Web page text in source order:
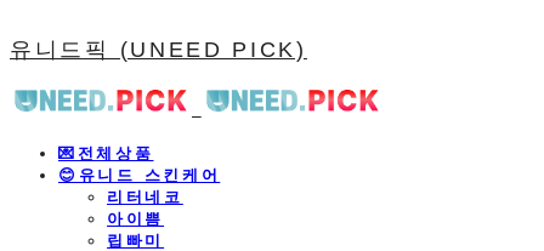
유니드픽 (UNEED PICK)
💌전체상품
😊유니드 스킨케어
리터네코
아이쁨
립빠미